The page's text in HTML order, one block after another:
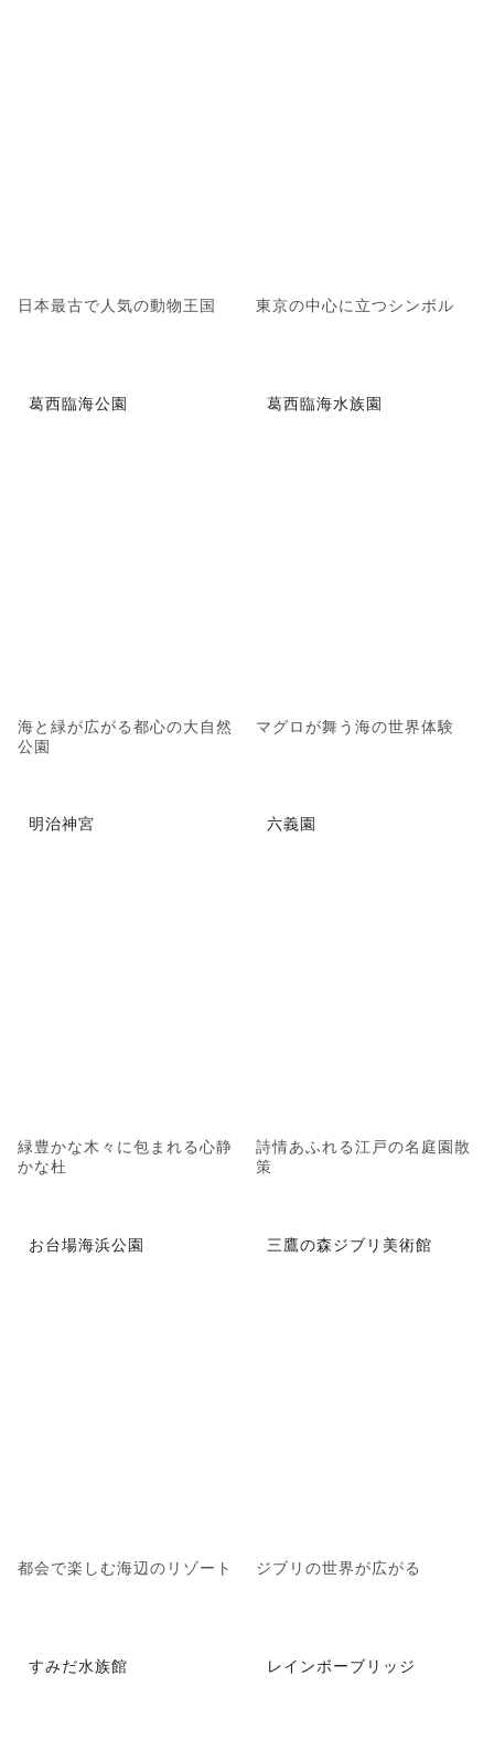
日本最古で人気の動物王国 東京の中心に立つシンボル
葛西臨海公園
海と緑が広がる都心の大自然
公園
葛西臨海水族園
マグロが舞う海の世界体験
明治神宮
緑豊かな木々に包まれる心静
かな杜
六義園
詩情あふれる江戸の名庭園散
策
お台場海浜公園
都会で楽しむ海辺のリゾート
三鷹の森ジブリ美術館
ジブリの世界が広がる
すみだ水族館 レインボーブリッジ